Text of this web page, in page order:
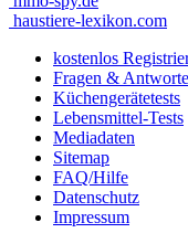
haustiere-lexikon.com
kostenlos
Fragen &
Küchengerätetests
Lebensmittel-Tests
Mediadaten
Sitemap
FAQ/Hilfe
Datenschutz
Impressum